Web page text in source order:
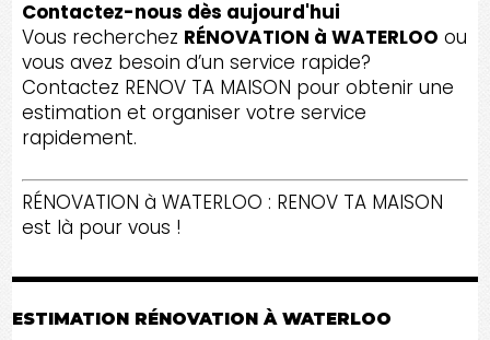
Contactez-nous dès aujourd'hui
Vous recherchez RÉNOVATION à WATERLOO ou
vous avez besoin d’un service rapide?
Contactez RENOV TA MAISON pour obtenir une
estimation et organiser votre service
rapidement.
RÉNOVATION à WATERLOO : RENOV TA MAISON
est là pour vous !
ESTIMATION RÉNOVATION À WATERLOO